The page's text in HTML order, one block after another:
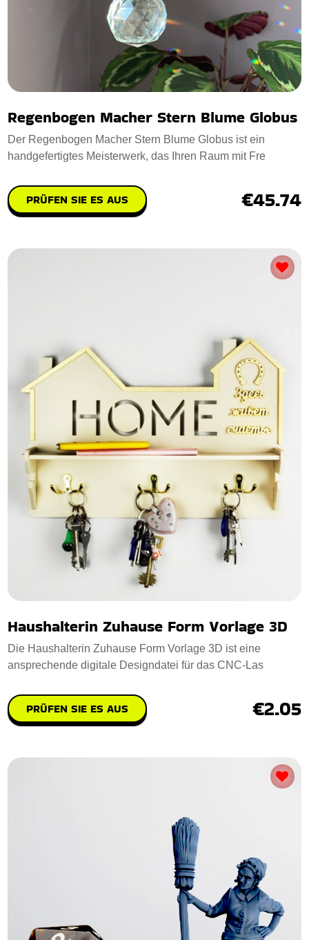
Regenbogen Macher Stern Blume Globus
Der Regenbogen Macher Stern Blume Globus ist ein
handgefertigtes Meisterwerk, das Ihren Raum mit Fre
PRÜFEN SIE ES AUS €45.74
Haushalterin Zuhause Form Vorlage 3D
Die Haushalterin Zuhause Form Vorlage 3D ist eine
ansprechende digitale Designdatei für das CNC-Las
PRÜFEN SIE ES AUS €2.05